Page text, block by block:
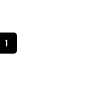
1